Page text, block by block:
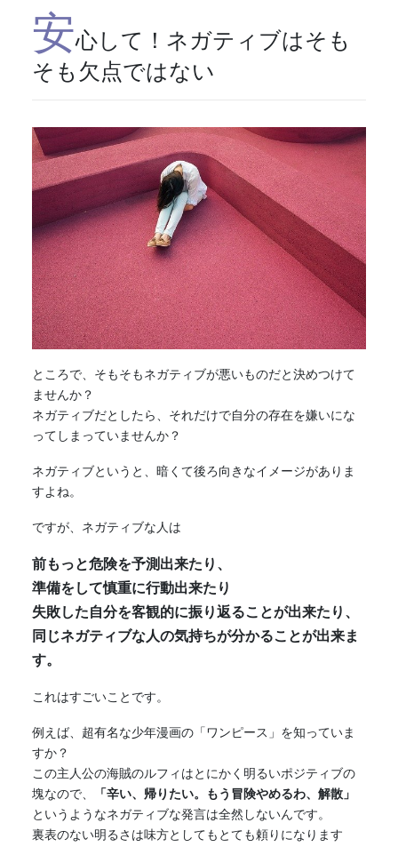
安心して！ ネガティブはそも
そも欠点ではない
ところで、そもそもネガティブが悪いものだと決めつけて
ませんか？
ネガティブだとしたら、それだけで自分の存在を嫌いにな
ってしまっていませんか？
ネガティブというと、暗くて後ろ向きなイメージがありま
すよね。
ですが、 ネガティブな人は
前もっと危険を予測出来たり、
準備をして慎重に行動出来たり
失敗した自分を客観的に振り返ることが出来たり、
同じネガティブな人の気持ちが分かることが出来ま
す。
これはすごいことです。
例えば、超有名な少年漫画の「ワンピース」を知っていま
すか？
この主人公の海賊のルフィはとにかく明るいポジティブの
塊なので、
「辛い、帰りたい。もう冒険やめるわ、解散」
というようなネガティブな発言は全然しないんです。
裏表のない明るさは味方としてもとても頼りになります